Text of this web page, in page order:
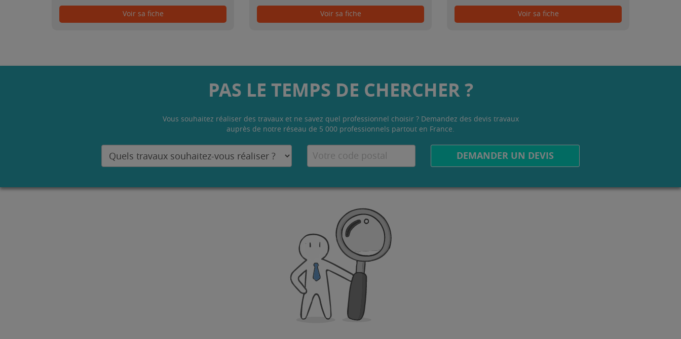
Voir sa fiche Voir sa fiche Voir sa fiche
PAS LE TEMPS DE CHERCHER ?
Vous souhaitez réaliser des travaux et ne savez quel professionnel choisir ? Demandez des devis travaux
auprès de notre réseau de 5 000 professionnels partout en France.
DEMANDER UN DEVIS